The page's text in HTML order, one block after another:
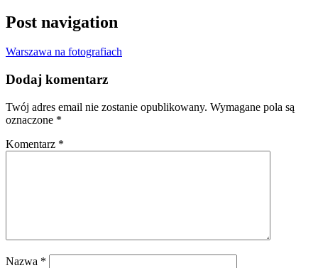
Post navigation
Warszawa na fotografiach
Dodaj komentarz
Twój adres email nie zostanie opublikowany. Wymagane pola są
oznaczone *
Komentarz *
Nazwa *